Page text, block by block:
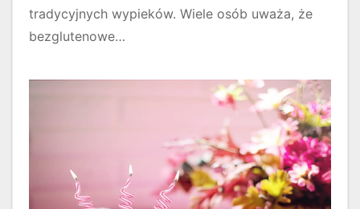
tradycyjnych wypieków. Wiele osób uważa, że
bezglutenowe…